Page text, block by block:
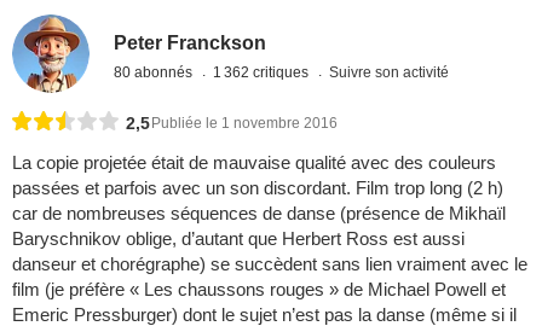
Peter Franckson
80 abonnés 1 362 critiques Suivre son activité
2,5Publiée le 1 novembre 2016
La copie projetée était de mauvaise qualité avec des couleurs
passées et parfois avec un son discordant. Film trop long (2 h)
car de nombreuses séquences de danse (présence de Mikhaïl
Baryschnikov oblige, d’autant que Herbert Ross est aussi
danseur et chorégraphe) se succèdent sans lien vraiment avec le
film (je préfère « Les chaussons rouges » de Michael Powell et
Emeric Pressburger) dont le sujet n’est pas la danse (même si il